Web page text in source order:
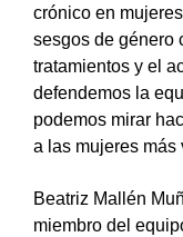
crónico en
sesgos de género
tratamientos y el
defendemos la
podemos mirar
a las mujeres
Beatriz Mallén
miembro del